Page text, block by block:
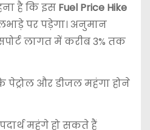
है कि इस Fuel Price Hike
पर पड़ेगा। अनुमान
लागत में करीब 3% तक
पेट्रोल और डीजल महंगा होने
महंगे हो सकते हैं